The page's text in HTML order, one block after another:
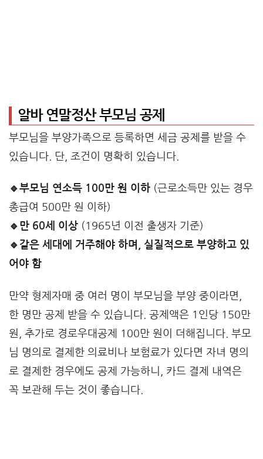
알바 연말정산 부모님 공제
부모님을 부양가족으로 등록하면 세금 공제를 받을 수
있습니다. 단, 조건이 명확히 있습니다.
🔹부모님 연소득 100만 원 이하 (근로소득만 있는 경우
총급여 500만 원 이하)
🔹만 60세 이상 (1965년 이전 출생자 기준)
🔹같은 세대에 거주해야 하며, 실질적으로 부양하고 있
어야 함
만약 형제자매 중 여러 명이 부모님을 부양 중이라면,
한 명만 공제 받을 수 있습니다. 공제액은 1인당 150만
원, 추가로 경로우대공제 100만 원이 더해집니다. 부모
님 명의로 결제한 의료비나 보험료가 있다면 자녀 명의
로 결제한 경우에도 공제 가능하니, 카드 결제 내역은
꼭 보관해 두는 것이 좋습니다.